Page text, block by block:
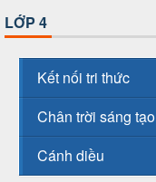
LỚP 4
Kết nối tri thức
Chân trời sáng tạo
Cánh diều